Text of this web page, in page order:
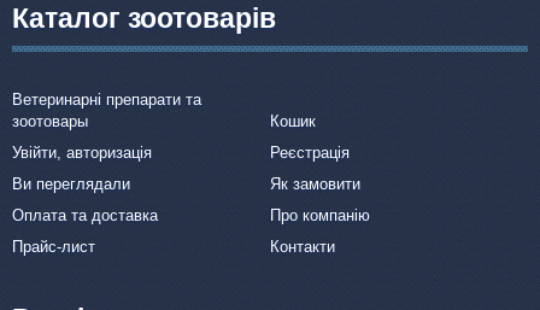
Каталог зоотоварів
Ветеринарні препарати та
зоотовары
Кошик
Увійти, авторизація
Реєстрація
Ви переглядали
Як замовити
Оплата та доставка
Про компанію
Прайс-лист
Контакти